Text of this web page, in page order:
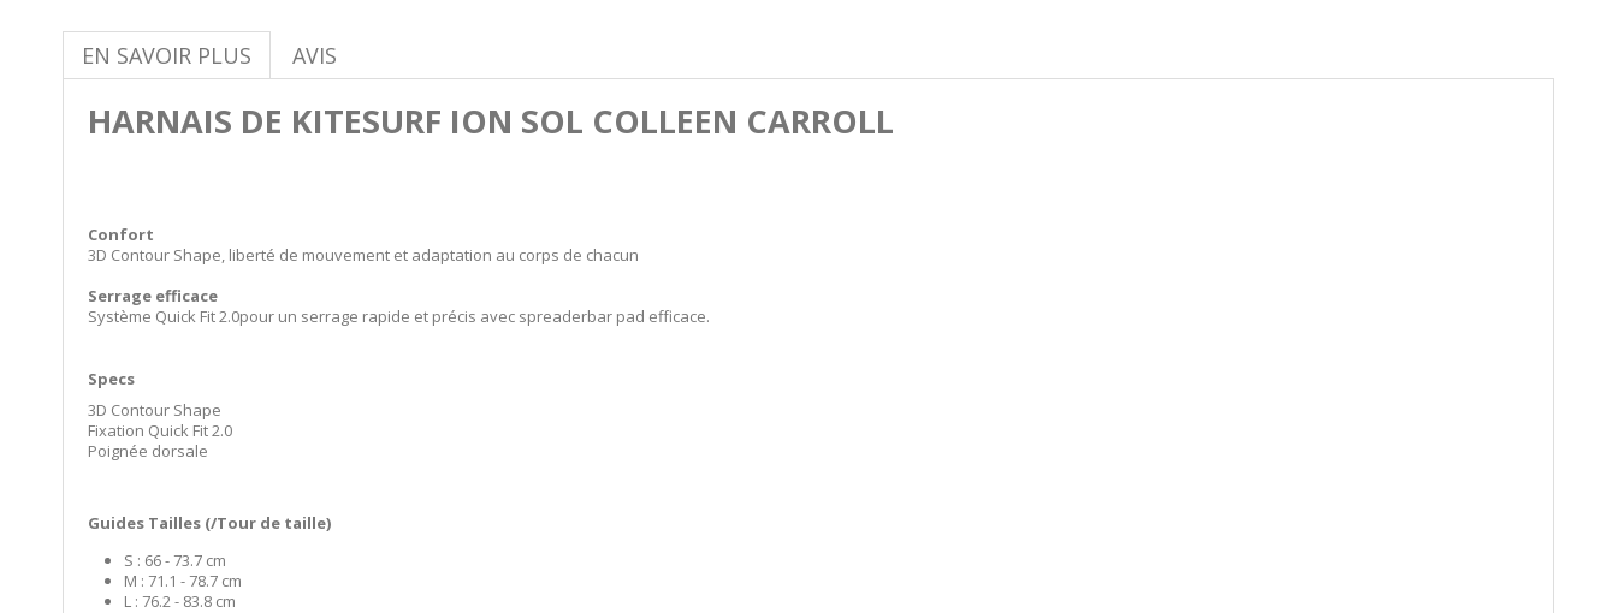
EN SAVOIR PLUS AVIS
HARNAIS DE KITESURF ION SOL COLLEEN CARROLL
Confort
3D Contour Shape, liberté de mouvement et adaptation au corps de chacun
Serrage efficace
Système Quick Fit 2.0pour un serrage rapide et précis avec spreaderbar pad efficace.
Specs
3D Contour Shape
Fixation Quick Fit 2.0
Poignée dorsale
Guides Tailles (/Tour de taille)
S : 66 - 73.7 cm
M : 71.1 - 78.7 cm
L : 76.2 - 83.8 cm